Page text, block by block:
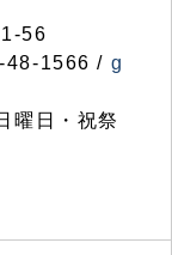
56
48-1566 / g
曜日・祝祭